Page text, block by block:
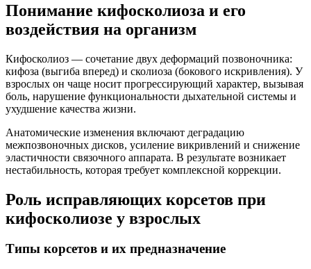
Понимание кифосколиоза и его
воздействия на организм
Кифосколиоз — сочетание двух деформаций позвоночника:
кифоза (выгиба вперед) и сколиоза (бокового искривления). У
взрослых он чаще носит прогрессирующий характер, вызывая
боль, нарушение функциональности дыхательной системы и
ухудшение качества жизни.
Анатомические изменения включают деградацию
межпозвоночных дисков, усиление викривлений и снижение
эластичности связочного аппарата. В результате возникает
нестабильность, которая требует комплексной коррекции.
Роль исправляющих корсетов при
кифосколиозе у взрослых
Типы корсетов и их предназначение